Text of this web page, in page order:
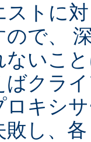
トに
で、
ないこ
ばクラ
ロキシ
敗し、